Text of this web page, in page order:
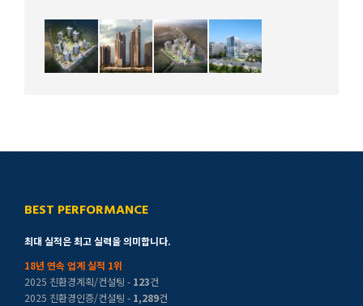
BEST PERFORMANCE
최대 실적은 최고 실력을 의미합니다.
18년 연속 업계 실적 1위
2025 친환경계획/컨설팅 -123건
2025 친환경인증/컨설팅 -1,289건